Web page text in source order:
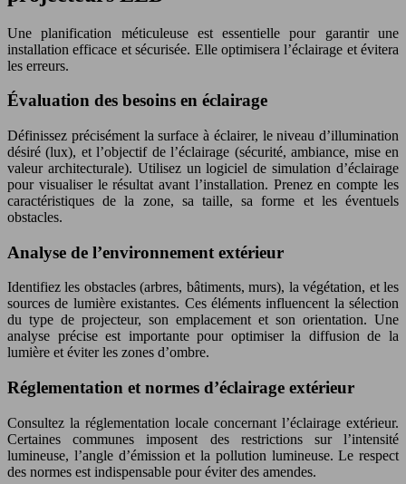
Une planification méticuleuse est essentielle pour garantir une
installation efficace et sécurisée. Elle optimisera l’éclairage et évitera
les erreurs.
Évaluation des besoins en éclairage
Définissez précisément la surface à éclairer, le niveau d’illumination
désiré (lux), et l’objectif de l’éclairage (sécurité, ambiance, mise en
valeur architecturale). Utilisez un logiciel de simulation d’éclairage
pour visualiser le résultat avant l’installation. Prenez en compte les
caractéristiques de la zone, sa taille, sa forme et les éventuels
obstacles.
Analyse de l’environnement extérieur
Identifiez les obstacles (arbres, bâtiments, murs), la végétation, et les
sources de lumière existantes. Ces éléments influencent la sélection
du type de projecteur, son emplacement et son orientation. Une
analyse précise est importante pour optimiser la diffusion de la
lumière et éviter les zones d’ombre.
Réglementation et normes d’éclairage extérieur
Consultez la réglementation locale concernant l’éclairage extérieur.
Certaines communes imposent des restrictions sur l’intensité
lumineuse, l’angle d’émission et la pollution lumineuse. Le respect
des normes est indispensable pour éviter des amendes.